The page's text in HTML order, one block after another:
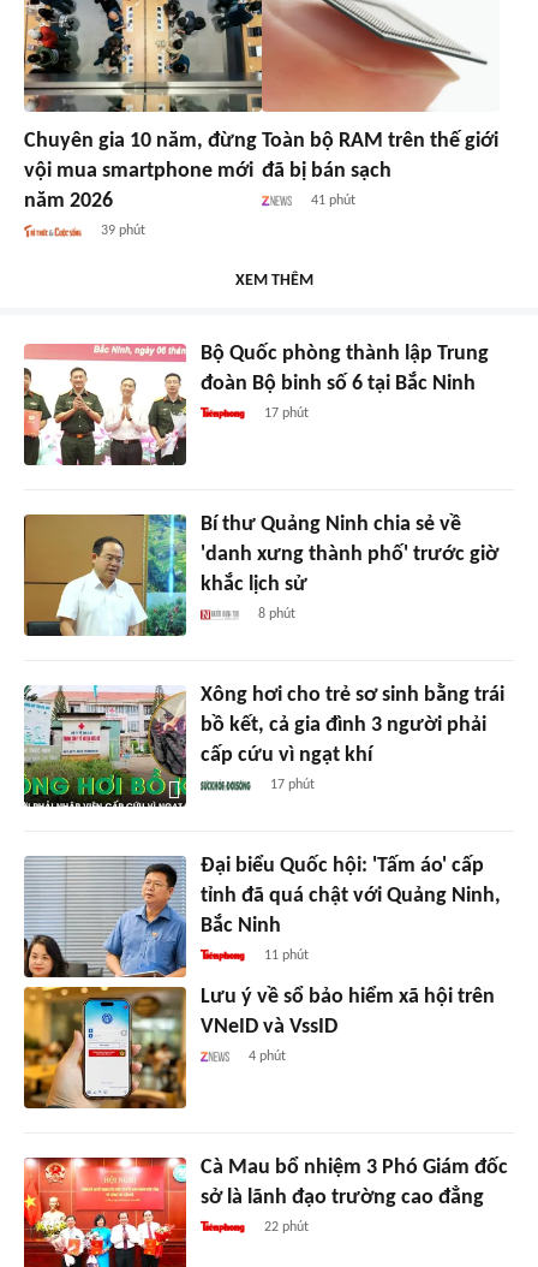
Chuyên gia 10 năm, đừng
vội mua smartphone mới
năm 2026
39 phút
Toàn bộ RAM trên thế giới
đã bị bán sạch
41 phút
XEM THÊM
Bộ Quốc phòng thành lập Trung
đoàn Bộ binh số 6 tại Bắc Ninh
17 phút
Bí thư Quảng Ninh chia sẻ về
'danh xưng thành phố' trước giờ
khắc lịch sử
8 phút
Xông hơi cho trẻ sơ sinh bằng trái
bồ kết, cả gia đình 3 người phải
cấp cứu vì ngạt khí
17 phút
Đại biểu Quốc hội: 'Tấm áo' cấp
tỉnh đã quá chật với Quảng Ninh,
Bắc Ninh
11 phút
Lưu ý về sổ bảo hiểm xã hội trên
VNeID và VssID
4 phút
Cà Mau bổ nhiệm 3 Phó Giám đốc
sở là lãnh đạo trường cao đẳng
22 phút